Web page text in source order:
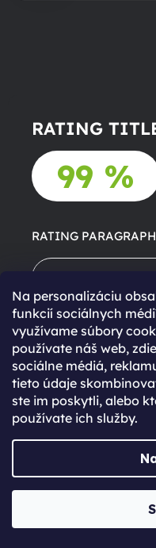
Na personalizáciu
funkcií sociálnych
využívame súbory
používate náš web,
sociálne médiá,
tieto údaje
ste im poskytli, alebo
používate ich služby.
RATING
99 %
RATING PARAGRAPH
Košík je
V tvojom košíku zatiaľ
výberom? Potrebuješ
zariadenia? Neváhaj sa